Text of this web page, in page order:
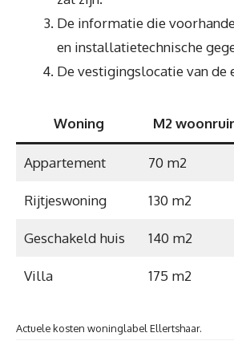
De informatie die
en installatietechnische
De vestigingslocatie van de
Woning M2
Appartement 70 m2
Rijtjeswoning 130 m2
Geschakeld huis 140 m2
Villa 175 m2
Actuele kosten woninglabel Ellertshaar.